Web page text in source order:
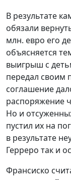
В результате
обязали
млн. евро его
объясняется
выигрыш с
передал своим
соглашение
распоряжение
Но и
пустил их на
в результате
Герреро так и
Франсиско